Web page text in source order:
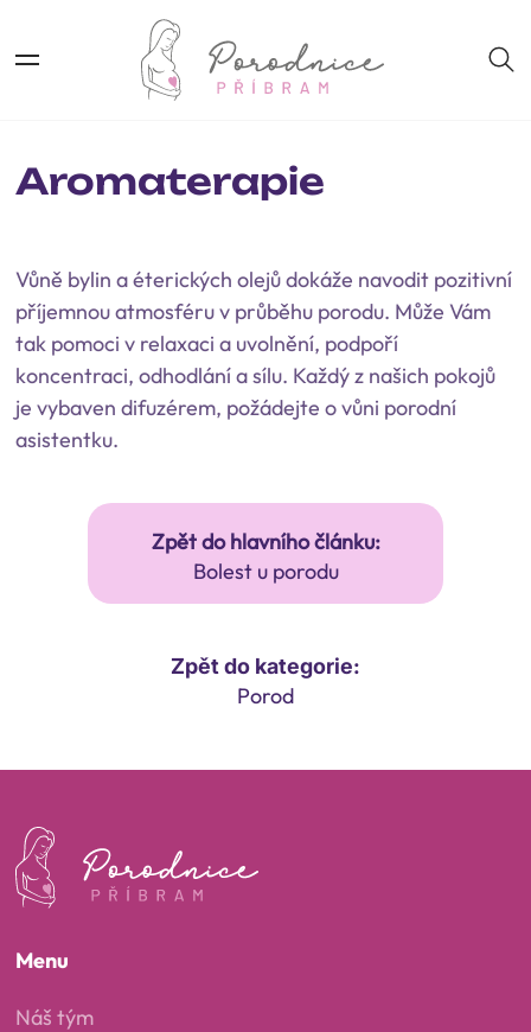
Aromaterapie
Vůně bylin a éterických olejů dokáže navodit pozitivní
příjemnou atmosféru v průběhu porodu. Může Vám
tak pomoci v relaxaci a uvolnění, podpoří
koncentraci, odhodlání a sílu. Každý z našich pokojů
je vybaven difuzérem, požádejte o vůni porodní
asistentku.
Zpět do hlavního článku:
Bolest u porodu
Zpět do kategorie:
Porod
Menu
Náš tým